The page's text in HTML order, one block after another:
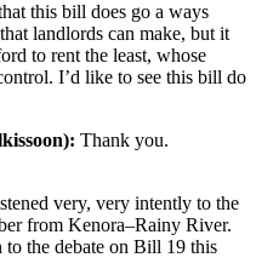
this bill does go a ways
landlords can make, but it
to rent the least, whose
I’d like to see this bill do
Thank you.
very, very intently to the
from Kenora–Rainy River.
the debate on Bill 19 this